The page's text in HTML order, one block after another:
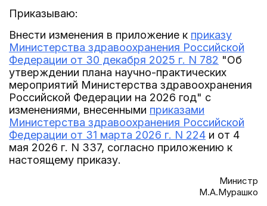
Приказываю:
Внести изменения в приложение к приказу
Министерства здравоохранения Российской
Федерации от 30 декабря 2025 г. N 782 "Об
утверждении плана научно-практических
мероприятий Министерства здравоохранения
Российской Федерации на 2026 год" с
изменениями, внесенными приказами
Министерства здравоохранения Российской
Федерации от 31 марта 2026 г. N 224 и от 4
мая 2026 г. N 337, согласно приложению к
настоящему приказу.
Министр
М.А.Мурашко